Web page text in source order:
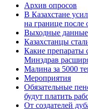
Архив опросов
В Казахстане
на границе после
Выходные данные
Казахстанцы
Какие препараты
Минздрав
Малина за 5000
Мероприятия
Обязательные
будут платить
От создателей